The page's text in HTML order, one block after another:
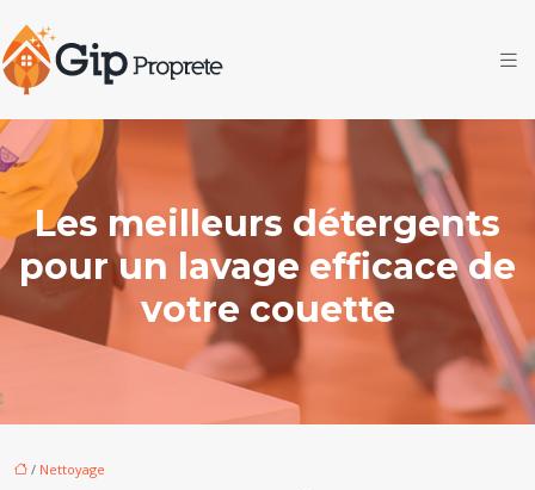
Les meilleurs détergents
pour un lavage efficace de
votre couette
/ Nettoyage